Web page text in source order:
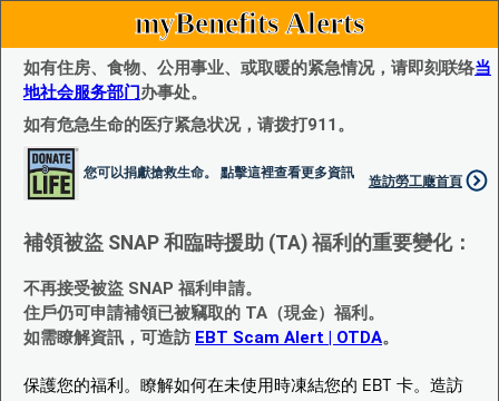
myBenefits Alerts
如有住房、食物、公用事业、或取暖的紧急情况，请即刻联络当
地社会服务部门办事处。
如有危急生命的医疗紧急状况，请拨打911。
您可以捐獻搶救生命。 點擊這裡查看更多資訊
造訪勞工廰首頁
補領被盜 SNAP 和臨時援助 (TA) 福利的重要變化：
不再接受被盜 SNAP 福利申請。
住戶仍可申請補領已被竊取的 TA（現金）福利。
如需瞭解資訊，可造訪 EBT Scam Alert | OTDA。
保護您的福利。瞭解如何在未使用時凍結您的 EBT 卡。造訪